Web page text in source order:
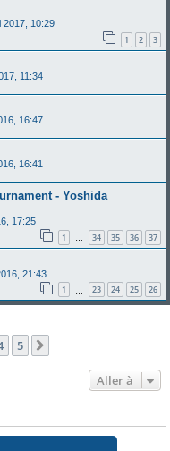
2017, 10:29
1 2 3
11:34
16:47
16:41
- Yoshida
17:25
1 … 34 35 36 37
21:43
1 23 24 25 26
5
Aller à